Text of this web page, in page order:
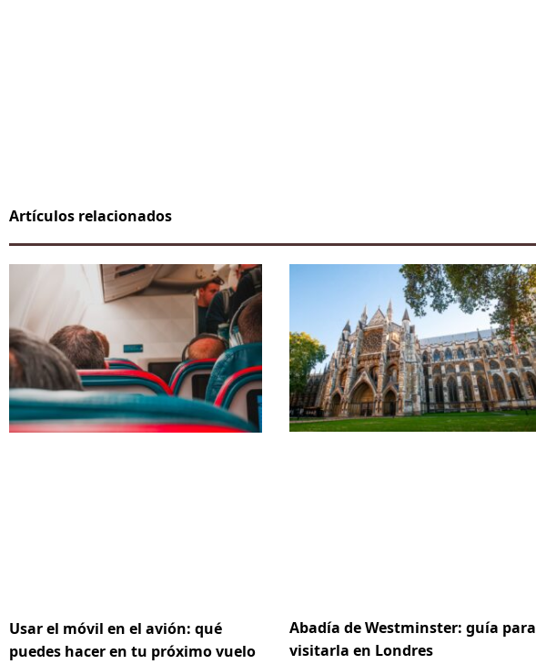
Artículos relacionados
Usar el móvil en el avión: qué
puedes hacer en tu próximo vuelo
Abadía de Westminster: guía para
visitarla en Londres